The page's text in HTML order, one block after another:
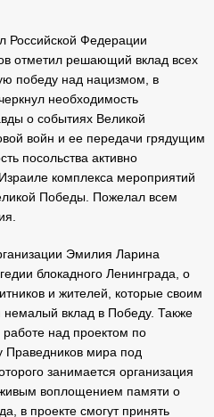
Российской Федерации
отметил решающий вклад всех
победу над нацизмом, в
необходимость
о событиях Великой
войн и ее передачи грядущим
посольства активно
комплекса мероприятий
Победы. Пожелал всем
Эмилия Ларина
блокадного Ленинграда, о
и жителей, которые своим
немалый вклад в Победу. Также
над проектом по
Праведников мира под
занимается организация
воплощением памяти о
в проекте смогут принять